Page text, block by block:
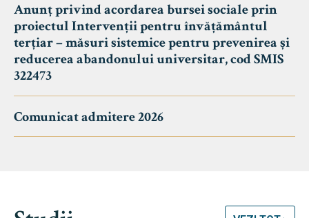
Anunț privind acordarea bursei sociale prin
proiectul Intervenții pentru învățământul
terțiar – măsuri sistemice pentru prevenirea și
reducerea abandonului universitar, cod SMIS
322473
Comunicat admitere 2026